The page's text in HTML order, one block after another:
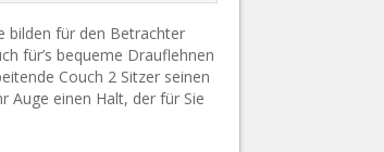
bilden für den Betrachter
für’s bequeme Drauflehnen
Couch 2 Sitzer seinen
Auge einen Halt, der für Sie